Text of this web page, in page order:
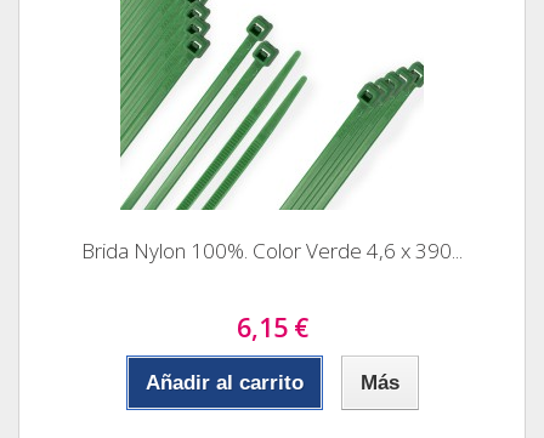
Brida Nylon 100%. Color Verde 4,6 x 390...
6,15 €
Añadir al carrito Más